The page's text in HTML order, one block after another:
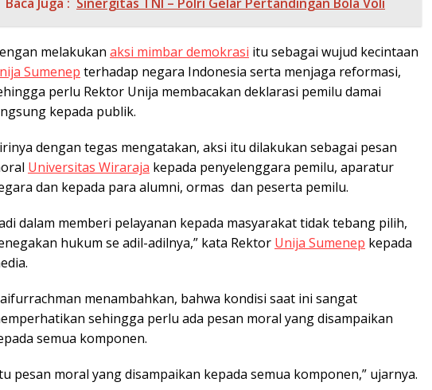
melakukan aksi mimbar demokrasi itu sebagai wujud kecintaan
Sumenep terhadap negara Indonesia serta menjaga reformasi,
perlu Rektor Unija membacakan deklarasi pemilu damai
kepada publik.
dengan tegas mengatakan, aksi itu dilakukan sebagai pesan
Universitas Wiraraja kepada penyelenggara pemilu, aparatur
dan kepada para alumni, ormas dan peserta pemilu.
dalam memberi pelayanan kepada masyarakat tidak tebang pilih,
hukum se adil-adilnya,” kata Rektor Unija Sumenep kepada
menambahkan, bahwa kondisi saat ini sangat
sehingga perlu ada pesan moral yang disampaikan
semua komponen.
pesan moral yang disampaikan kepada semua komponen,” ujarnya.